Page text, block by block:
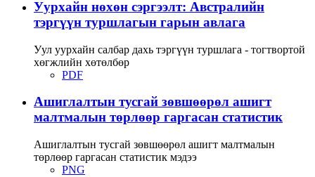
Уурхайн нөхөн сэргээлт: Австралийн
тэргүүн туршлагын гарын авлага
Уул уурхайн салбар дахь тэргүүн туршлага - тогтвортой
хөгжлийн хөтөлбөр
PDF
Ашиглалтын тусгай зөвшөөрөл ашигт
малтмалын төрлөөр гаргасан статистик
Ашиглалтын тусгай зөвшөөрөл ашигт малтмалын
төрлөөр гаргасан статистик мэдээ
PNG